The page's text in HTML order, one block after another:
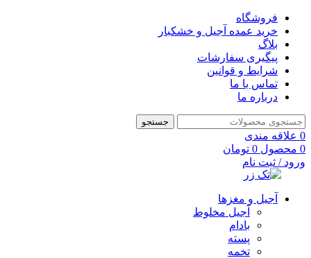
فروشگاه
خرید عمده آجیل و خشکبار
بلاگ
پیگیری سفارشات
شرایط و قوانین
تماس با ما
درباره ما
جستجو
0 علاقه مندی
0 محصول 0 تومان
ورود / ثبت نام
آجیل و مغزها
آجیل مخلوط
بادام
پسته
تخمه